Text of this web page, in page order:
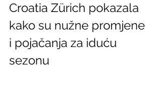
Croatia Zürich pokazala
kako su nužne promjene
i pojačanja za iduću
sezonu